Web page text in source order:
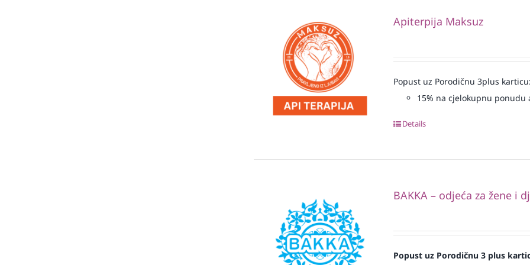
Apiterpija Maksuz
Popust uz Porodičnu 3plus karticu:
15% na cjelokupnu ponudu
Details
BAKKA – odjeća za žene i
Popust uz Porodičnu 3 plus